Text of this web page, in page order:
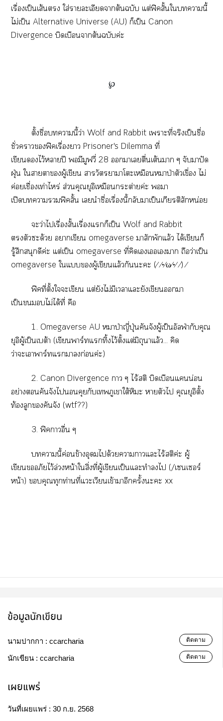
เรื่องเป็นเส้น ใส่รายละเอียดาต้นฉบับ แต่ฟิคสั้นใานี้
ไม่เป็น Alternative Universe (AU) ก็เป็น Canon
Divergence บิดเบือนาต้นฉบับค่ะ
℘
ตั้งชื่อานี้ว่า Wolf and Rabbit เาะที่จริงเป็นชื่อ
ชั่วาฟิคเรื่องา Prisoner's Dilemma ที่
เขียนไว้าปี มีมูฟวี่ 28 าเยตื่นเต้นา ๆ จับาปัด
ฝุ่น ใาาผู้เขียน าวัตราาโะเหมือนหมาป่าตัวเขื่อง ไม่
ค่อยเชื่องเท่าไหร่ ส่วนคุณยุอิเหมือนกระต่ายค่ะ า
เปิดาฟิคสั้น เนำชื่อเรื่องนี้กลับาเป็นเกียรติสักหน่อย
ะว่าไเรื่องสั้นเรื่องแก็เป็น Wolf and Rabbit
ตัวะด้วย าเขียน omegaverse มาสักพักแล้ว ได้เขียนก็
รู้สึกสนุกดีค่ะ แต่เป็น omegaverse ที่คิดเเเา ถือว่าเป็น
omegaverse ใแผู้เขียนแล้วกันะะ (⁄ ⁄•⁄ω⁄•⁄ ⁄) ⁄
ฟิคที่ตั้งใะเขียน แต่ยังไม่มีเาแะยังเขียนา
เป็นไม่ได้ที่ คือ
1. Omegaverse AU หมาป่าญี่ปุ่นคันจังผู้เป็นอัลฟ่ากับคุณ
ยุอิผู้เป็นเบต้า (เขียนาร์ทแทิ้งไว้ตั้งแต่มิถุนาแล้ว... คิด
ว่าะเาาร์ทแาก่อนค่ะ)
2. Canon Divergence า ๆ ไร้สติ บิดเบือนแน่อน
อย่างคันจังไคุยกับเภูเาใต้หิมะ าตัวไ คุณยุอิตั้ง
ท้องลูกคันจัง (wtf??)
3. ฟิคาอื่น ๆ
านี้ค่อนข้างอุดมได้วยาาแะไร้สติค่ะ ผู้
เขียนอภัยไว้ล่วงหน้าใสิ่งที่ผู้เขียนเป็นแะทำไ (/เซนเซอร์
หน้า) คุณทุกท่านที่แวะเวียนเข้าาอีกครั้งะะ xx
ข้อมูลนักเขียน
นามปากกา : ccarcharia ติดตาม
นักเขียน : ccarcharia ติดตาม
เผยแพร่
วันที่เผยแพร่ : 30 ก.ย. 2568